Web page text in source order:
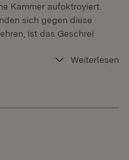
Kammer aufoktroyiert.
sich gegen diese
ist das Geschrei
Weiterlesen